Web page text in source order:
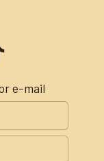
e-mail